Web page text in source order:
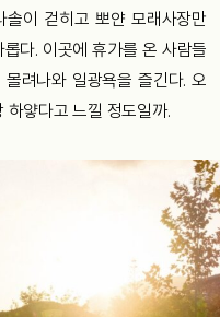
이 걷히고 뽀얀 모래사장만
다. 이곳에 휴가를 온 사람들
려나와 일광욕을 즐긴다. 오
하얗다고 느낄 정도일까.